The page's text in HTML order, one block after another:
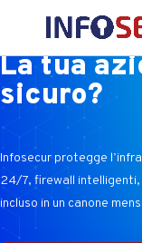
La tua
sicuro?
Infosecur protegge
24/7, firewall intelligenti,
incluso in un canone